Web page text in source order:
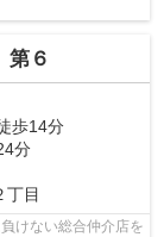
第６
歩14分
分
丁目
けない総合仲介店を